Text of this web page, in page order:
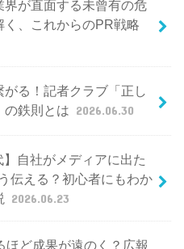
界が直面する未曾有の危
く、これからのPR戦略
がる！記者クラブ「正し
の鉄則とは 2026.06.30
】自社がメディアに出た
伝える？初心者にもわか
2026.06.23
ほど成果が遠のく？広報